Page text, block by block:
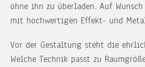
ohne ihn zu überladen. Auf
mit hochwertigen Effekt- und
Vor der Gestaltung steht die
Welche Technik passt zu